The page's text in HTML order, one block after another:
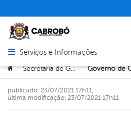
Abrir menu principal de navegação
Serviços e Informações
Você está aqui:
> Secretaria de Governo >
publicado: 23/07/2021 17h11,
última modificação: 23/07/2021 17h11